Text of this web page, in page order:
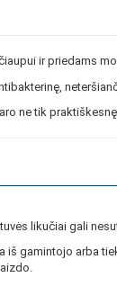
ir priedams
ne tik
likučiai gali
gamintojo arba